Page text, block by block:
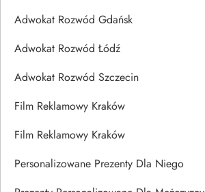
Adwokat Rozwód Gdańsk
Adwokat Rozwód Łódź
Adwokat Rozwód Szczecin
Film Reklamowy Kraków
Film Reklamowy Kraków
Personalizowane Prezenty Dla Niego